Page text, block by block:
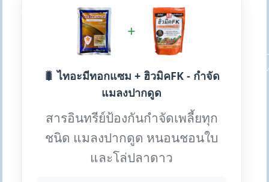
+
🐛 ไทอะมีทอกแซม + ฮิวมิคFK - กำจัด
แมลงปากดูด
สารอินทรีย์ป้องกันกำจัดเพลี้ยทุก
ชนิด แมลงปากดูด หนอนชอนใบ
และโล่ปลาดาว